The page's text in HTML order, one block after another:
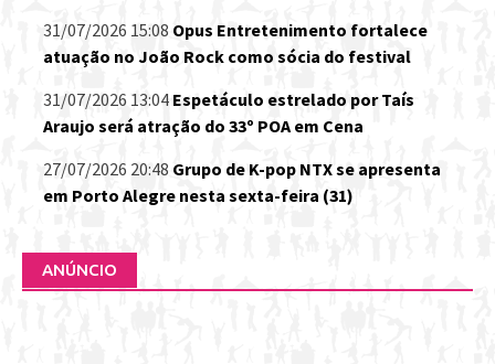
31/07/2026 15:08 Opus Entretenimento fortalece
atuação no João Rock como sócia do festival
31/07/2026 13:04 Espetáculo estrelado por Taís
Araujo será atração do 33º POA em Cena
27/07/2026 20:48 Grupo de K-pop NTX se apresenta
em Porto Alegre nesta sexta-feira (31)
ANÚNCIO